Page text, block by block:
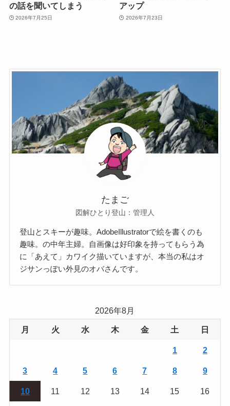
の話を聞いてしまう
2026年7月25日
アップ
2026年7月23日
たまご
図解ひとり登山：管理人
登山とスキーが趣味。AdobeIllustratorで絵を書くのも
趣味。の中年主婦。自画像は好印象を持ってもらう為
に「あえて」カワイク描いていますが、本当の私はオ
ジサンっぽい外見のオバさんです。
2026年8月
月 火 水 木 金 土 日
1 2
3 4 5 6 7 8 9
10 11 12 13 14 15 16